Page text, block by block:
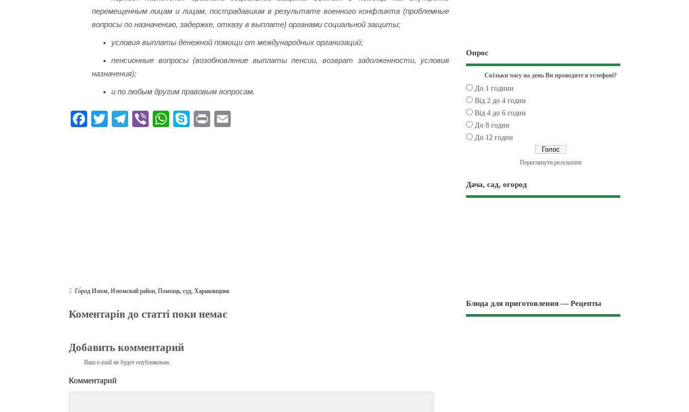
перемещенным лицам и лицам, пострадавшим в результате военного конфликта (проблемные
вопросы по назначению, задержке, отказу в выплате) органами социальной защиты;
условия выплаты денежной помощи от международных организаций;
пенсионные вопросы (возобновление выплаты пенсии, возврат задолженности, условия
назначения);
и по любым другим правовым вопросам.
Fa T
Te Vi
W
S
Pr
Го́род Изюм,Изюмский район,Помощь,суд,Харьковщина
Коментарів до статті поки немає
Добавить комментарий
Ваш e-mail не будет опубликован.
Комментарий
Опрос
Скільки часу на день Ви проводите в телефоні?
До 1 години
Від 2 до 4 годин
Від 4 до 6 годин
До 8 годин
До 12 годин
Переглянути результати
Дача, сад, огород
Блюда для приготовления — Рецепты